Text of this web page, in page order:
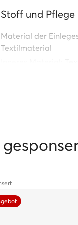
Stoff und Pflege
Material der
Textilmaterial